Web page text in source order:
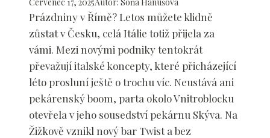
Prázdniny v Římě? Letos můžete klidně
zůstat v Česku, celá Itálie totiž přijela za
vámi. Mezi novými podniky tentokrát
převažují italské koncepty, které přicházející
léto prosluní ještě o trochu víc. Neustává ani
pekárenský boom, parta okolo Vnitroblocku
otevřela v jeho sousedství pekárnu Skýva. Na
Žižkově vznikl nový bar Twist a bez